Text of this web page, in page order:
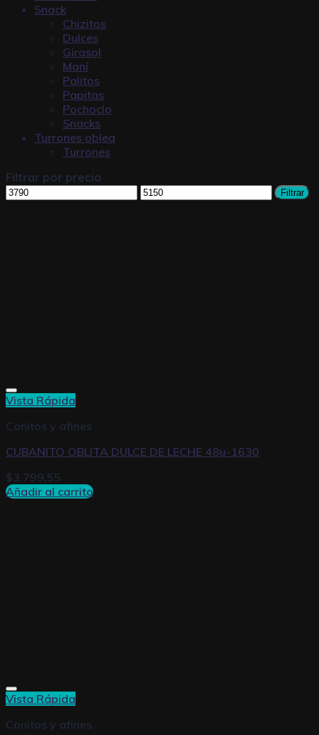
Snack
Chizitos
Dulces
Girasol
Maní
Palitos
Papitas
Pochoclo
Snacks
Turrones oblea
Turrones
Filtrar por precio
Filtrar
Vista Rápida
Conitos y afines
CUBANITO OBLITA DULCE DE LECHE 48u-1630
$3.799,55
Añadir al carrito
Vista Rápida
Conitos y afines